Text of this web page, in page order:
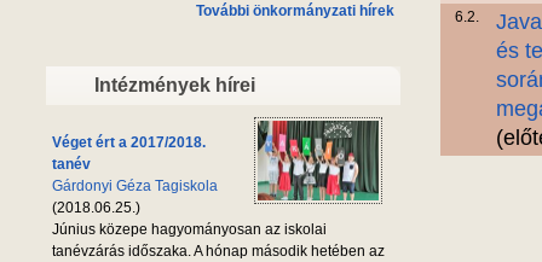
További önkormányzati hírek
Intézmények hírei
Véget ért a 2017/2018.
tanév
Gárdonyi Géza Tagiskola
(2018.06.25.)
Június közepe hagyományosan az iskolai
tanévzárás időszaka. A hónap második hetében az
6.2.
és